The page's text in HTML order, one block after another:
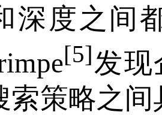
深度之间
[5]发现
索策略之间